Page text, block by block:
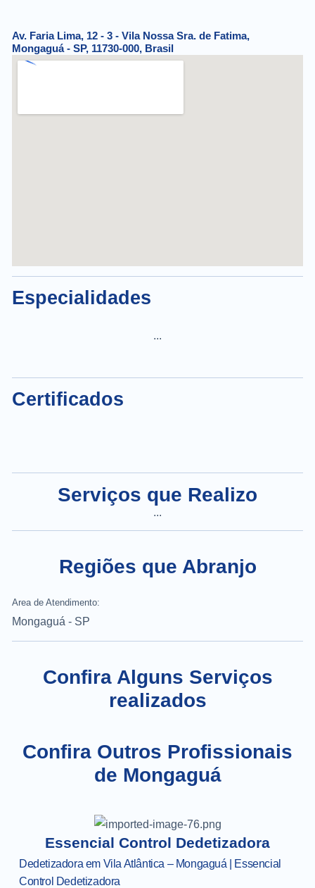
Av. Faria Lima, 12 - 3 - Vila Nossa Sra. de Fatima,
Mongaguá - SP, 11730-000, Brasil
Especialidades
...
Certificados
Serviços que Realizo
...
Regiões que Abranjo
Area de Atendimento:
Mongaguá - SP
Confira Alguns Serviços
realizados
Confira Outros Profissionais
de Mongaguá
Essencial Control Dedetizadora
Dedetizadora em Vila Atlântica – Mongaguá | Essencial
Control Dedetizadora